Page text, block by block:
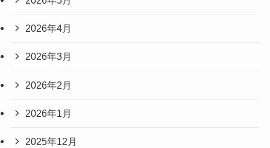
2026年4月
2026年3月
2026年2月
2026年1月
2025年12月